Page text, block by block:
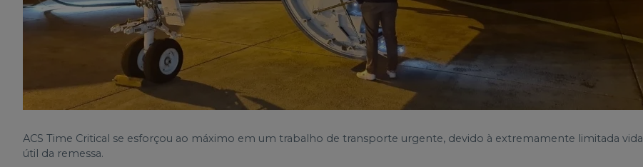
ACS Time Critical se esforçou ao máximo em um trabalho de transporte urgente, devido à extremamente limitada vida
útil da remessa.